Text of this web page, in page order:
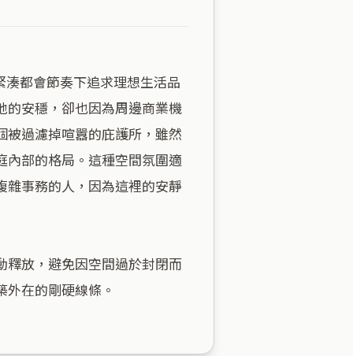
的安穩，卻也因為周邊商業機
過濾掉喧囂的庇護所，雖然
內部的格局。這種空間氛圍適
雜事務的人，因為這裡的安靜
釋放，避免因空間過於封閉而
在的剛硬線條。